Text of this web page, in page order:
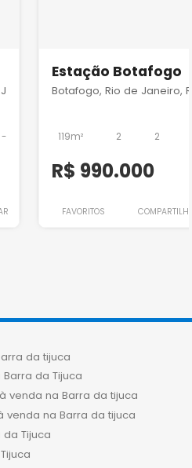
-
Estação Botafogo
Botafogo, Rio de Janeiro,
119m² 2 2
R$ 990.000
FAVORITOS
da tijuca
da Tijuca
venda na Barra da tijuca
venda na Barra da tijuca
Tijuca